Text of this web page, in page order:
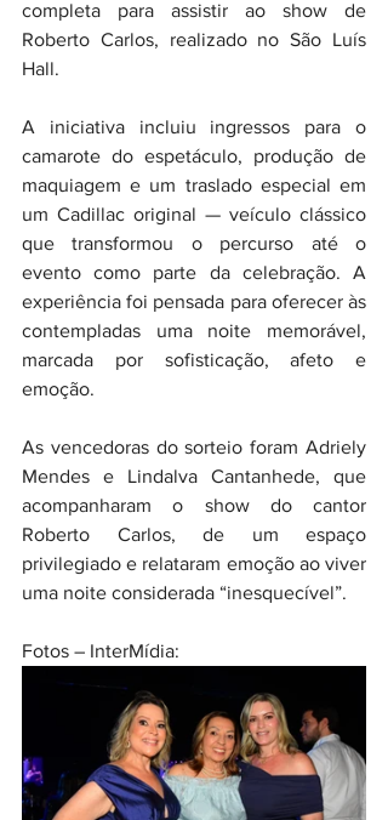
completa para assistir ao show de
Roberto Carlos, realizado no São Luís
Hall.
A iniciativa incluiu ingressos para o
camarote do espetáculo, produção de
maquiagem e um traslado especial em
um Cadillac original — veículo clássico
que transformou o percurso até o
evento como parte da celebração. A
experiência foi pensada para oferecer às
contempladas uma noite memorável,
marcada por sofisticação, afeto e
emoção.
As vencedoras do sorteio foram Adriely
Mendes e Lindalva Cantanhede, que
acompanharam o show do cantor
Roberto Carlos, de um espaço
privilegiado e relataram emoção ao viver
uma noite considerada “inesquecível”.
Fotos – InterMídia: